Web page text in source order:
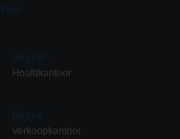
Tuin
Veghel
Hoofdkantoor
België
Verkoopkantoor